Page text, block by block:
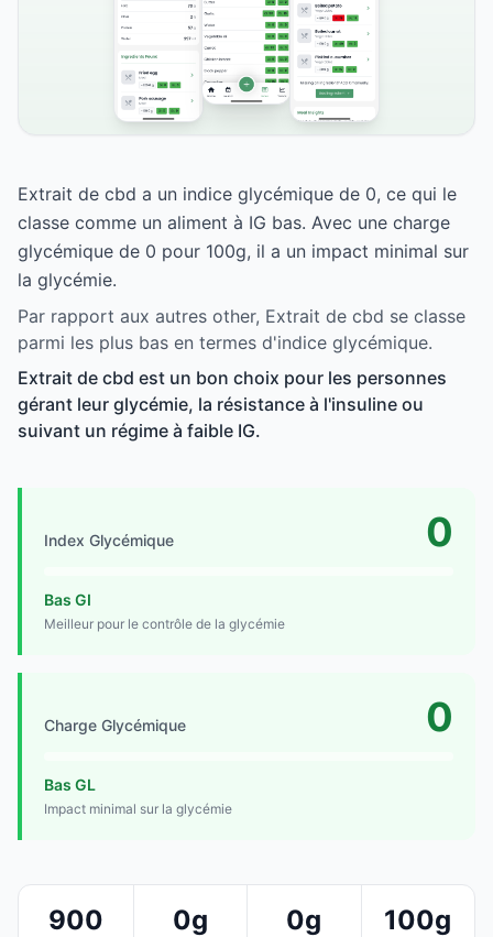
Extrait de cbd a un indice glycémique de 0, ce qui le
classe comme un aliment à IG bas. Avec une charge
glycémique de 0 pour 100g, il a un impact minimal sur
la glycémie.
Par rapport aux autres other, Extrait de cbd se classe
parmi les plus bas en termes d'indice glycémique.
Extrait de cbd est un bon choix pour les personnes
gérant leur glycémie, la résistance à l'insuline ou
suivant un régime à faible IG.
Index Glycémique 0
Bas GI
Meilleur pour le contrôle de la glycémie
Charge Glycémique 0
Bas GL
Impact minimal sur la glycémie
900 0g 0g 100g